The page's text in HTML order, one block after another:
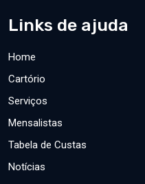
Links de ajuda
Home
Cartório
Serviços
Mensalistas
Tabela de Custas
Notícias